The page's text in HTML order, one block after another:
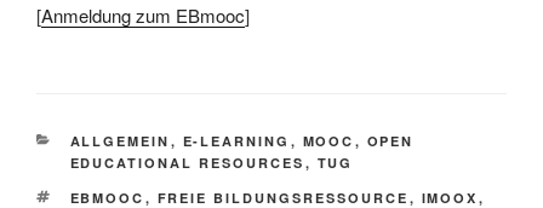
[Anmeldung zum EBmooc]
KATEGORIEN
ALLGEMEIN , E-LEARNING , MOOC , OPEN
EDUCATIONAL RESOURCES , TUG
SCHLAGWÖRTER
EBMOOC , FREIE BILDUNGSRESSOURCE , IMOOX ,